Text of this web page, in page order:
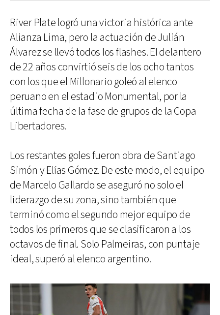
River Plate logró una victoria histórica ante
Alianza Lima, pero la actuación de Julián
Álvarez se llevó todos los flashes. El delantero
de 22 años convirtió seis de los ocho tantos
con los que el Millonario goleó al elenco
peruano en el estadio Monumental, por la
última fecha de la fase de grupos de la Copa
Libertadores.
Los restantes goles fueron obra de Santiago
Simón y Elías Gómez. De este modo, el equipo
de Marcelo Gallardo se aseguró no solo el
liderazgo de su zona, sino también que
terminó como el segundo mejor equipo de
todos los primeros que se clasificaron a los
octavos de final. Solo Palmeiras, con puntaje
ideal, superó al elenco argentino.